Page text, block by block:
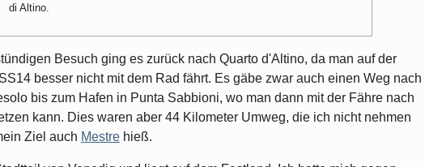
di Altino.
Besuch ging es zurück nach Quarto d'Altino, da man auf der
besser nicht mit dem Rad fährt. Es gäbe zwar auch einen Weg nach
bis zum Hafen in Punta Sabbioni, wo man dann mit der Fähre nach
kann. Dies waren aber 44 Kilometer Umweg, die ich nicht nehmen
Ziel auch Mestre hieß.